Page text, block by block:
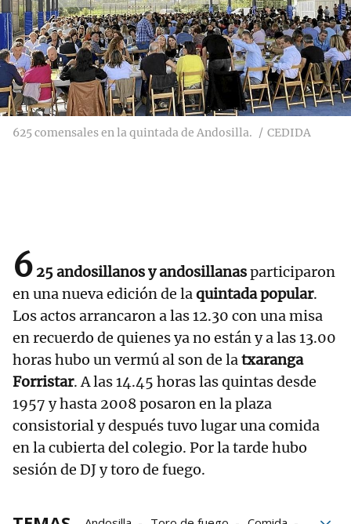
625 comensales en la quintada de Andosilla. CEDIDA
6 25 andosillanos y andosillanasparticiparon
en una nueva edición de laquintada popular.
Los actos arrancaron a las 12.30 con una misa
en recuerdo de quienes ya no están y a las 13.00
horas hubo un vermú al son de latxaranga
Forristar. A las 14.45 horas las quintas desde
1957 y hasta 2008 posaron en la plaza
consistorial y después tuvo lugar una comida
en la cubierta del colegio. Por la tarde hubo
sesión de DJ y toro de fuego.